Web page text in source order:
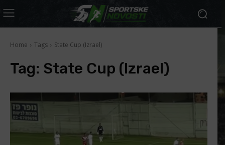
Home Tags State Cup (Izrael)
Tag: State Cup (Izrael)